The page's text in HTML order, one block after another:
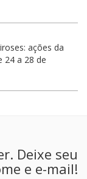
ações da
24 a 28 de
Deixe seu
e e-mail!